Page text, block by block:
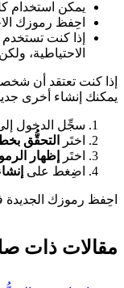
يمكن استخدام
احِفظ رموزك
إذا كنت
الاحتياطية،
إذا كنت تعتقد أن
يمكنك إنشاء أخرى
سجِّل الدخول
اختَر
التحقُّق
اختَر
إظهار
اضِغط على
احِفظ رموزك
مقالات ذات